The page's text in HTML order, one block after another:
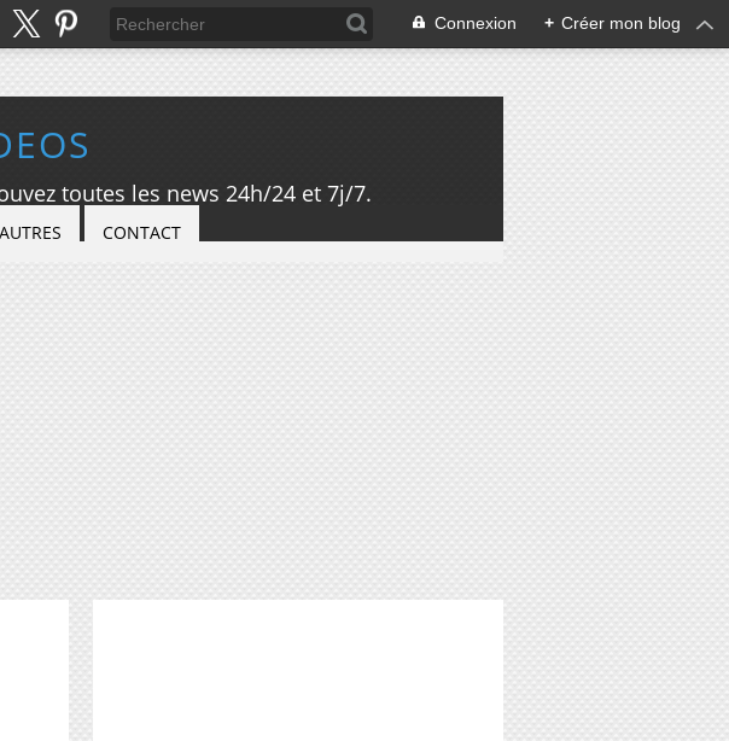
Connexion + Créer mon blog
toutes les news 24h/24 et 7j/7.
AUTRES CONTACT